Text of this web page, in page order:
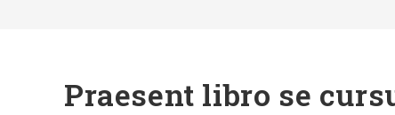
Praesent libro se